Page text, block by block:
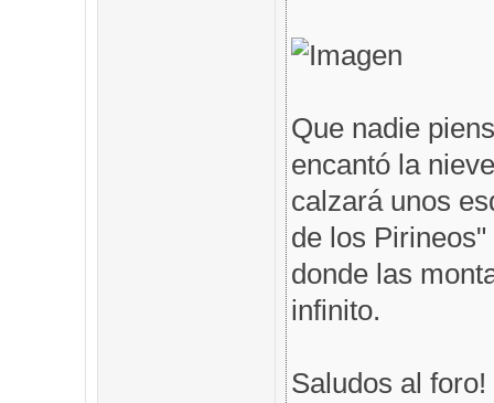
Que nadie
encantó la
calzará unos
de los
donde las
infinito.
Saludos al foro!